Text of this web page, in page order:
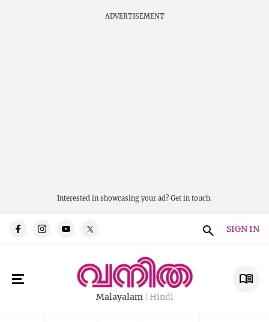
ADVERTISEMENT
Interested in showcasing your ad? Get in touch.
SIGN IN
Malayalam Hindi